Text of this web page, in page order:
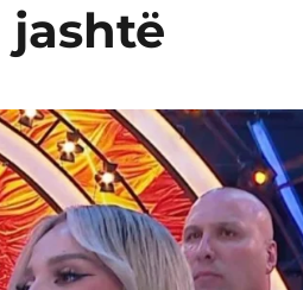
jashtë